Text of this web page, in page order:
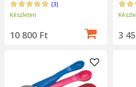
(3)
Készleten
10 800 Ft 3